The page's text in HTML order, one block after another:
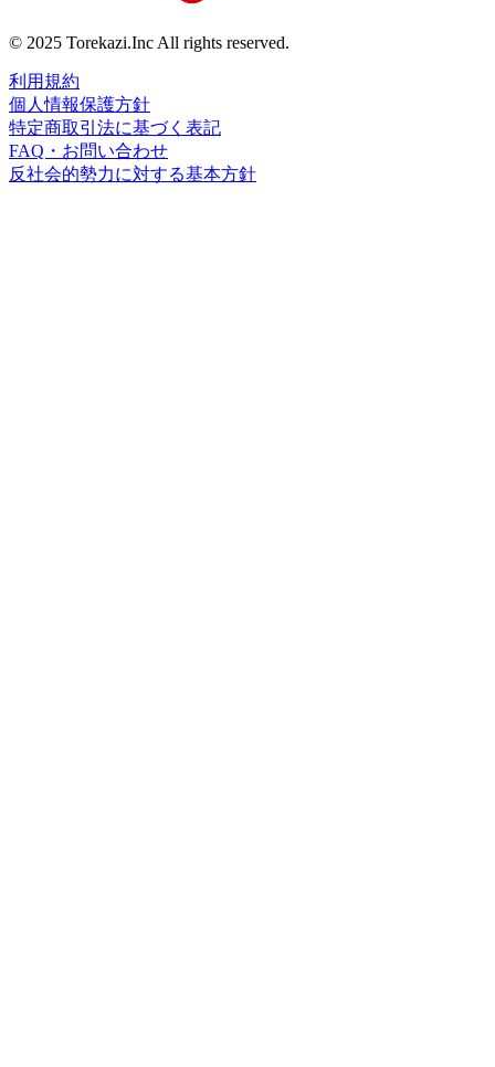
© 2025 Torekazi.Inc All rights reserved.
利用規約
個人情報保護方針
特定商取引法に基づく表記
FAQ・お問い合わせ
反社会的勢力に対する基本方針